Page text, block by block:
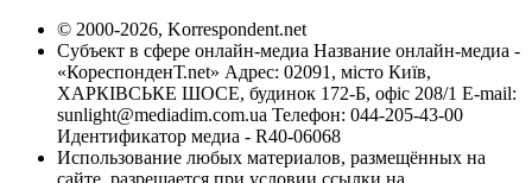
© 2000-2026, Korrespondent.net
Субъект в сфере онлайн-медиа Название онлайн-медиа -
«КореспонденТ.net» Адрес: 02091, місто Київ,
ХАРКІВСЬКЕ ШОСЕ, будинок 172-Б, офіс 208/1 E-mail:
sunlight@mediadim.com.ua Телефон: 044-205-43-00
Идентификатор медиа - R40-06068
Использование любых материалов, размещённых на
сайте, разрешается при условии ссылки на